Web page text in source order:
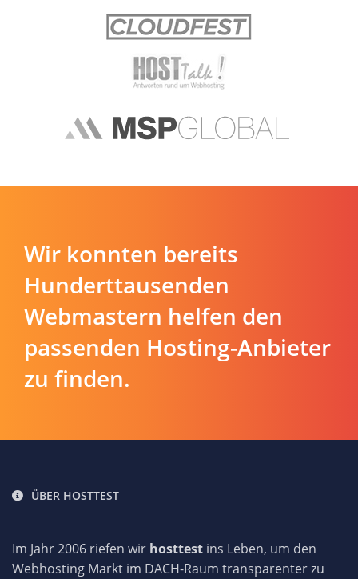
Wir konnten bereits
Hunderttausenden
Webmastern helfen den
passenden Hosting-Anbieter
zu finden.
ÜBER HOSTTEST
Im Jahr 2006 riefen wir hosttest ins Leben, um den
Webhosting Markt im DACH-Raum transparenter zu